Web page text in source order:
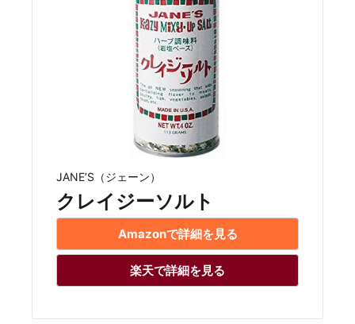
JANE’S（ジェーン）
クレイジーソルト
Amazonで詳細を見る
楽天で詳細を見る